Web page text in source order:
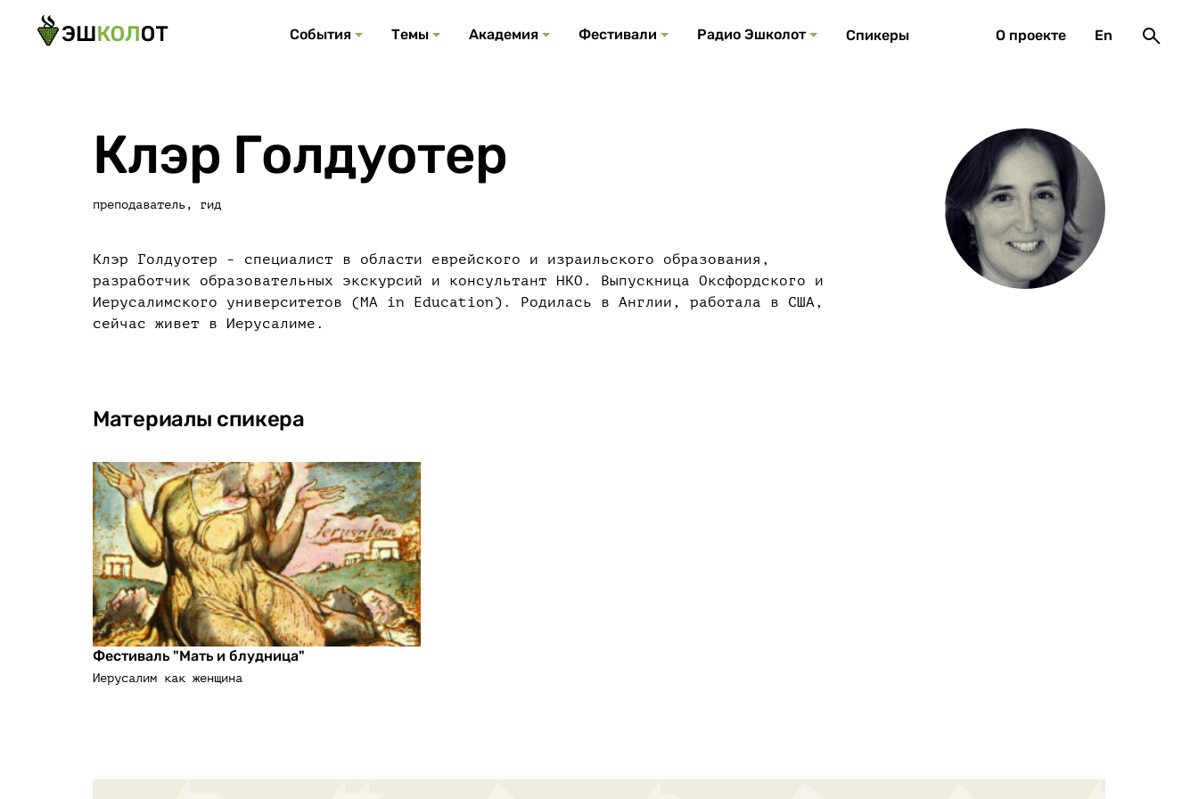
События
Темы
Все темы
Академия
Фестивали
Радио Эшколот
Спикеры
О проекте En
Клэр Голдуотер
преподаватель, гид
Клэр Голдуотер - специалист в области еврейского и израильского образования,
разработчик образовательных экскурсий и консультант НКО. Выпускница Оксфордского и
Иерусалимского университетов (MA in Education). Родилась в Англии, работала в США,
сейчас живет в Иерусалиме.
Материалы спикера
Фестиваль "Мать и блудница"
Иерусалим как женщина